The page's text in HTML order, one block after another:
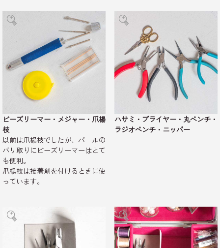
ビーズリーマー・メジャー・爪楊
枝
以前は爪楊枝でしたが、パールの
バリ取りにビーズリーマーはとて
も便利。
爪楊枝は接着剤を付けるときに使
っています。
ハサミ・プライヤー・丸ペンチ・
ラジオペンチ・ニッパー